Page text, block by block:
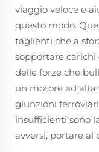
viaggio veloce e
questo modo.
taglienti che a
sopportare carichi
delle forze che
un motore ad alta
giunzioni
insufficienti sono
avversi, portare al